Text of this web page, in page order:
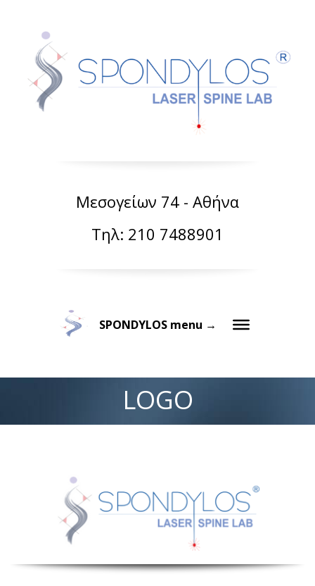
Μεσογείων 74 - Αθήνα
Τηλ: 210 7488901
SPONDYLOS menu →
LOGO